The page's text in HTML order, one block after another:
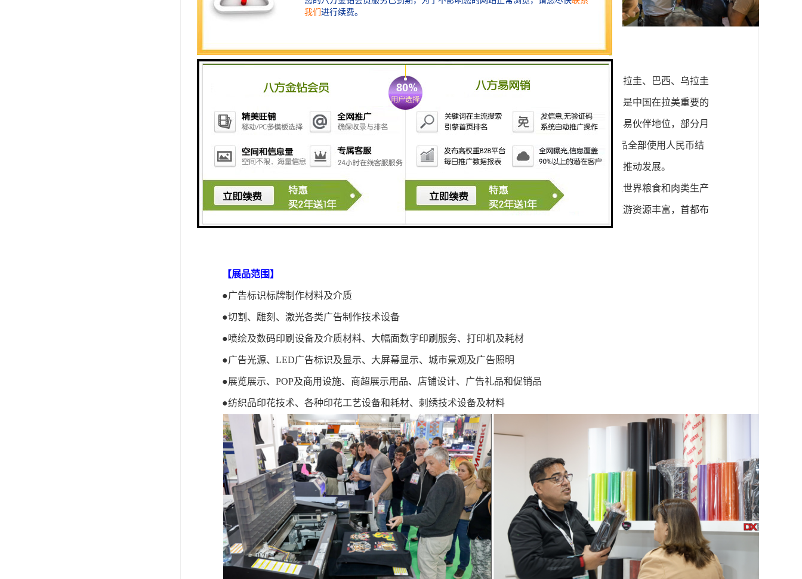
【市场概况】
阿根廷位于南美洲南部 是拉美地区第二大国，仅次于巴西。阿根廷同智利 玻利维亚、巴拉圭、 巴西、 乌拉圭
4725公里。阿根廷是拉美第三大经济体、全球重要新兴市场和20国集团成员国，是中国在拉美重要的
贸易伙伴、对外承包市场和投资目的地。中阿双边贸易持续平稳发展，中国稳居阿根廷第二大贸易伙伴地位，部分月
份曾跃居第一。2022年在阿人民币清算行服务正式启动，自2023年5月起，阿根廷从中国进口商品全部使用人民币结
算，进口审批效率得以提高并受到两国企业普遍欢迎。人民币结算更有利于中阿两国贸易往来和推动发展。
阿根廷是拉美地区综合国力较强的国家。工业门类较齐全，农牧业发达，能矿资源丰富，是世界粮食和肉类生产
出口大国。工业门类较为齐全，钢铁、汽车、核工业、生物柴油在拉美处于领先地位。阿根廷旅游资源丰富，首都布
宜诺斯艾利斯被称作“南美巴黎”，足球、探戈、红酒、烤肉久负盛名。
【展品范围】
●广告标识标牌制作材料及介质
●切割、雕刻、激光各类广告制作技术设备
●喷绘及数码印刷设备及介质材料、大幅面数字印刷服务、 打印机及耗材
●广告光源、 LED广告标识及显示、 大屏幕显示、城市景观及广告照明
●展览展示、 POP及商用设施、 商超展示用品、 店铺设计、 广告礼品和促销品
●纺织品印花技术、 各种印花工艺设备和耗材、 刺绣技术设备及材料